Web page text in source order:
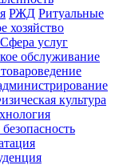
РЖД Ритуальные
хозяйство
Сфера услуг
обслуживание
культура